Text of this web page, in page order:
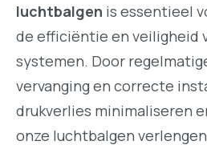
luchtbalgen is essentieel
de efficiëntie en veiligheid
systemen. Door
vervanging en correcte
drukverlies minimaliseren
onze luchtbalgen